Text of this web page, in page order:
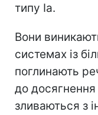
типу Ia.
Вони
системах із
поглинають
до
зливаються з